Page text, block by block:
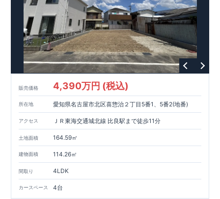
販売価格 4,390万円 (税込)
所在地 愛知県名古屋市北区喜惣治２丁目5番1、5番2(地番)
アクセス ＪＲ東海交通城北線 比良駅まで徒歩11分
土地面積 164.59㎡
建物面積 114.26㎡
間取り 4LDK
カースペース 4台